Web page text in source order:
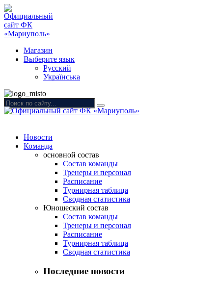
Магазин
Выберите язык
Русский
Українська
Новости
Команда
основной состав
Состав команды
Тренеры и персонал
Расписание
Турнирная таблица
Сводная статистика
Юношеский состав
Состав команды
Тренеры и персонал
Расписание
Турнирная таблица
Сводная статистика
Последние новости